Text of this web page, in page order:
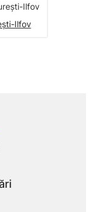
Ilfov
Ilfov